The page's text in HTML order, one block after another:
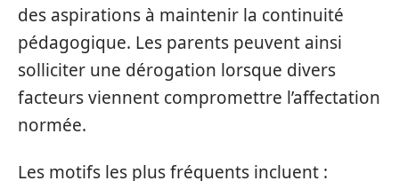
des aspirations à maintenir la continuité
pédagogique. Les parents peuvent ainsi
solliciter une dérogation lorsque divers
facteurs viennent compromettre l’affectation
normée.
Les motifs les plus fréquents incluent :